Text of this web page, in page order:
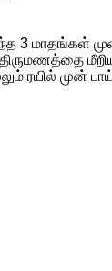
மாதங்கள்
ரயில் முன்